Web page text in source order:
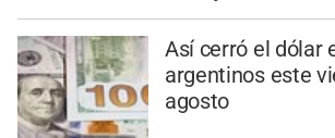
Así cerró el dólar
argentinos este
agosto